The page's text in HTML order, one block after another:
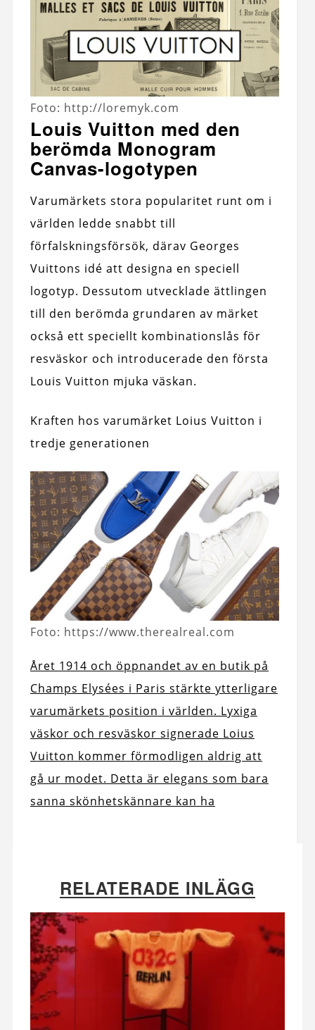
Foto: http://loremyk.com
Louis Vuitton med den
berömda Monogram
Canvas-logotypen
Varumärkets stora popularitet runt om i
världen ledde snabbt till
förfalskningsförsök, därav Georges
Vuittons idé att designa en speciell
logotyp. Dessutom utvecklade ättlingen
till den berömda grundaren av märket
också ett speciellt kombinationslås för
resväskor och introducerade den första
Louis Vuitton mjuka väskan.
Kraften hos varumärket Loius Vuitton i
tredje generationen
Foto: https://www.therealreal.com
Året 1914 och öppnandet av en butik på
Champs Elysées i Paris stärkte ytterligare
varumärkets position i världen. Lyxiga
väskor och resväskor signerade Loius
Vuitton kommer förmodligen aldrig att
gå ur modet. Detta är elegans som bara
sanna skönhetskännare kan ha
RELATERADE INLÄGG